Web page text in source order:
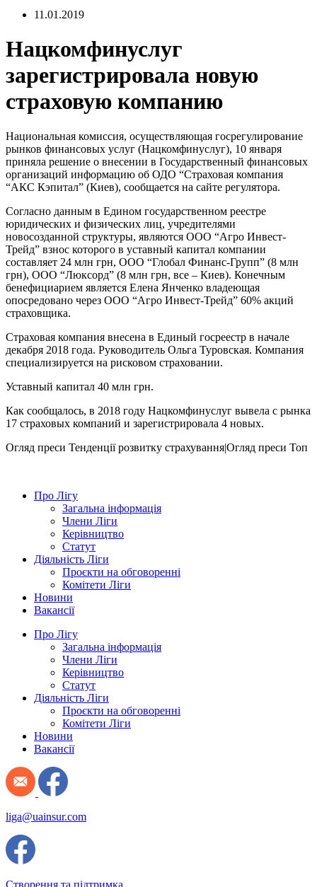
11.01.2019
Нацкомфинуслуг
зарегистрировала новую
страховую компанию
Национальная комиссия, осуществляющая госрегулирование
рынков финансовых услуг (Нацкомфинуслуг), 10 января
приняла решение о внесении в Государственный финансовых
организаций информацию об ОДО “Страховая компания
“АКС Кэпитал” (Киев), сообщается на сайте регулятора.
Согласно данным в Едином государственном реестре
юридических и физических лиц, учредителями
новосозданной структуры, являются ООО “Агро Инвест-
Трейд” взнос которого в уставный капитал компании
составляет 24 млн грн, ООО “Глобал Финанс-Групп” (8 млн
грн), ООО “Люксорд” (8 млн грн, все – Киев). Конечным
бенефициарием является Елена Янченко владеющая
опосредовано через ООО “Агро Инвест-Трейд” 60% акций
страховщика.
Страховая компания внесена в Единый госреестр в начале
декабря 2018 года. Руководитель Ольга Туровская. Компания
специализируется на рисковом страховании.
Уставный капитал 40 млн грн.
Как сообщалось, в 2018 году Нацкомфинуслуг вывела с рынка
17 страховых компаний и зарегистрировала 4 новых.
Огляд преси Тенденції розвитку страхування|Огляд преси Топ
Про Лігу
Загальна інформація
Члени Ліги
Керівництво
Статут
Діяльність Ліги
Проєкти на обговоренні
Комітети Ліги
Новини
Вакансії
Про Лігу
Загальна інформація
Члени Ліги
Керівництво
Статут
Діяльність Ліги
Проєкти на обговоренні
Комітети Ліги
Новини
Вакансії
liga@uainsur.com
Створення та підтримка